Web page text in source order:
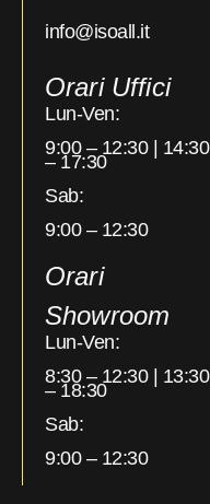
info@isoall.it
Orari Uffici
Lun-Ven:
9:00 – 12:30 | 14:30
– 17:30
Sab:
9:00 – 12:30
Orari
Showroom
Lun-Ven:
8:30 – 12:30 | 13:30
– 18:30
Sab:
9:00 – 12:30